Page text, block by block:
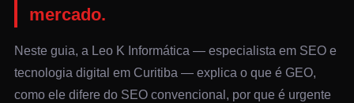
mercado.
Neste guia, a Leo K Informática — especialista em SEO e
tecnologia digital em Curitiba — explica o que é GEO,
como ele difere do SEO convencional, por que é urgente